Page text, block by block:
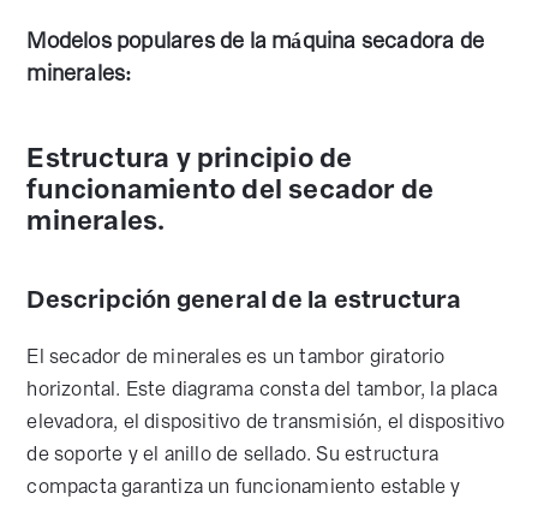
Modelos populares de la máquina secadora de
minerales:
Estructura y principio de
funcionamiento del secador de
minerales.
Descripción general de la estructura
El secador de minerales es un tambor giratorio
horizontal. Este diagrama consta del tambor, la placa
elevadora, el dispositivo de transmisión, el dispositivo
de soporte y el anillo de sellado. Su estructura
compacta garantiza un funcionamiento estable y